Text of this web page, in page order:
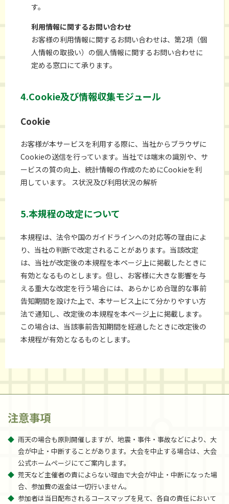
す。
利用情報に関するお問い合わせ
お客様の利用情報に関するお問い合わせは、第2項（個
人情報の取扱い）の個人情報に関するお問い合わせに
定める窓口にて承ります。
4.Cookie及び情報収集モジュール
Cookie
お客様が本サービスを利用する際に、当社からブラウザに
Cookieの送信を行っています。当社では端末の識別や、サ
ービスの質の向上、統計情報の作成のためにCookieを利
用しています。 ス状況及び利用状況の解析
5.本規程の改定について
本規程は、法令や国のガイドラインへの対応等の理由によ
り、当社の判断で改定されることがあります。当該改定
は、当社が改定後の本規程を本ページ上に掲載したときに
有効となるものとします。但し、お客様に大きな影響を与
える重大な改定を行う場合には、あらかじめ合理的な事前
告知期間を設けた上で、本サービス上にて分かりやすい方
法で通知し、改定後の本規程を本ページ上に掲載します。
この場合は、当該事前告知期間を経過したときに改定後の
本規程が有効となるものとします。
注意事項
雨天の場合も原則開催しますが、地震・事件・事故などにより、大
会が中止・中断することがあります。大会を中止する場合は、大会
公式ホームページにてご案内します。
荒天など主催者の責によらない理由で大会が中止・中断になった場
合、参加費の返金は一切行いません。
参加者は当日配布されるコースマップを見て、各自の責任において